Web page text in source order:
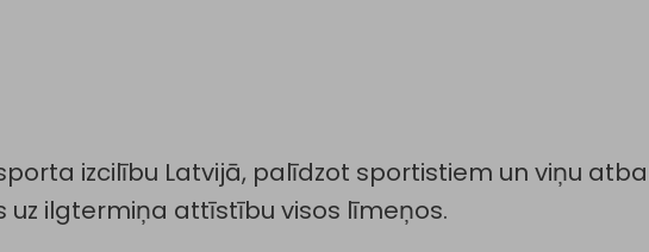
izcilību Latvijā, palīdzot sportistiem un viņu
ilgtermiņa attīstību visos līmeņos.